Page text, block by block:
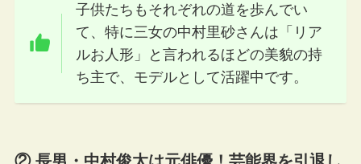
子供たちもそれぞれの道を歩んでい
て、特に三女の中村里砂さんは「リア
ルお人形」と言われるほどの美貌の持
ち主で、モデルとして活躍中です。